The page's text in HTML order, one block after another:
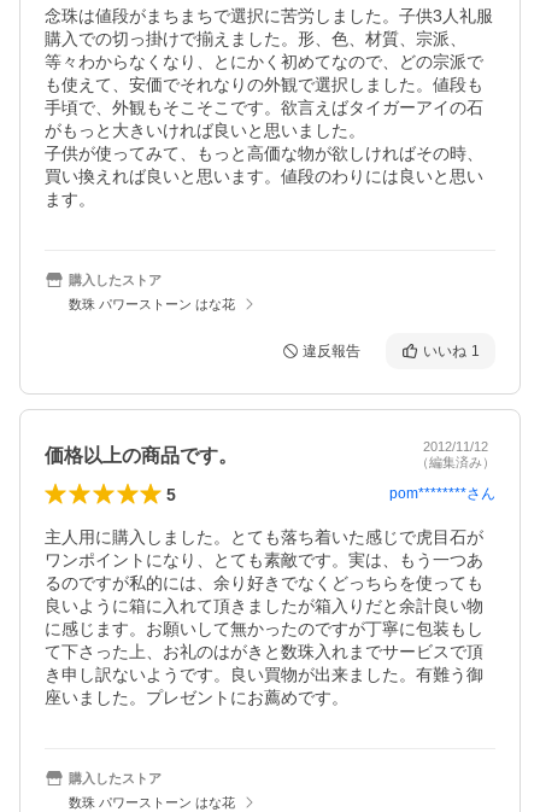
念珠は値段がまちまちで選択に苦労しました。子供3人礼服
購入での切っ掛けで揃えました。形、色、材質、宗派、
等々わからなくなり、とにかく初めてなので、どの宗派で
も使えて、安価でそれなりの外観で選択しました。値段も
手頃で、外観もそこそこです。欲言えばタイガーアイの石
がもっと大きいければ良いと思いました。
子供が使ってみて、もっと高価な物が欲しければその時、
買い換えれば良いと思います。値段のわりには良いと思い
ます。
購入したストア
数珠 パワーストーン はな花
違反報告 いいね 1
価格以上の商品です。
2012/11/12
（編集済み）
5 pom********さん
主人用に購入しました。とても落ち着いた感じで虎目石が
ワンポイントになり、とても素敵です。実は、もう一つあ
るのですが私的には、余り好きでなくどっちらを使っても
良いように箱に入れて頂きましたが箱入りだと余計良い物
に感じます。お願いして無かったのですが丁寧に包装もし
て下さった上、お礼のはがきと数珠入れまでサービスで頂
き申し訳ないようです。良い買物が出来ました。有難う御
座いました。プレゼントにお薦めです。
購入したストア
数珠 パワーストーン はな花